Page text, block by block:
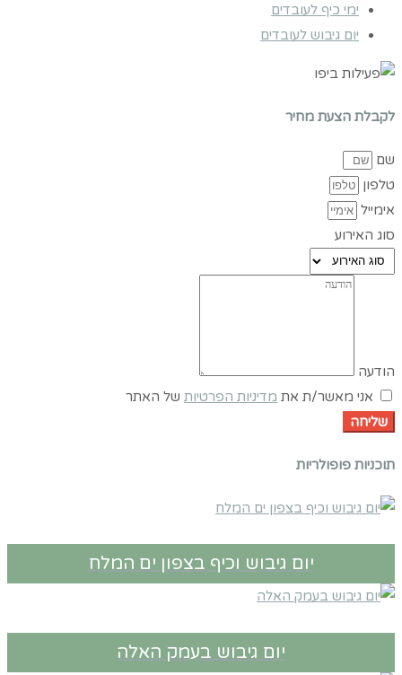
ימי כיף לעובדים
יום גיבוש לעובדים
לקבלת הצעת מחיר
שם
טלפון
אימייל
סוג האירוע
הודעה
אני מאשר/ת את מדיניות הפרטיות של האתר
שליחה
תוכניות פופולריות
יום גיבוש וכיף בצפון ים המלח
יום גיבוש בעמק האלה